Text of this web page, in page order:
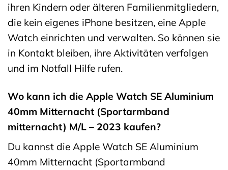
ihren Kindern oder älteren Familienmitgliedern,
die kein eigenes iPhone besitzen, eine Apple
Watch einrichten und verwalten. So können sie
in Kontakt bleiben, ihre Aktivitäten verfolgen
und im Notfall Hilfe rufen.
Wo kann ich die Apple Watch SE Aluminium
40mm Mitternacht (Sportarmband
mitternacht) M/L – 2023 kaufen?
Du kannst die Apple Watch SE Aluminium
40mm Mitternacht (Sportarmband